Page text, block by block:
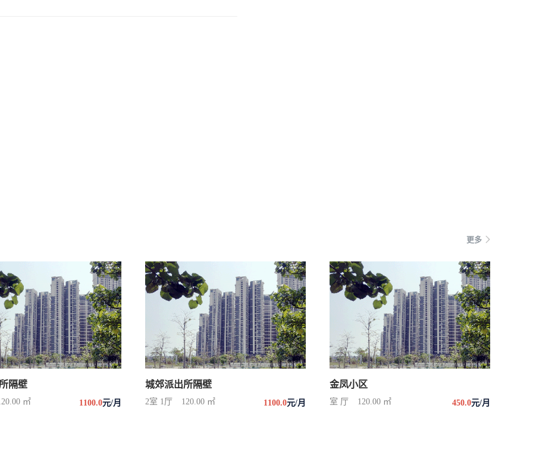
更多
隔壁
㎡ 1100.0元/月
城郊派出所隔壁
2室 1厅 120.00 ㎡ 1100.0元/月
金凤小区
室 厅 120.00 ㎡ 450.0元/月